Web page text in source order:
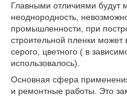
Главными отличиями будут
неоднородность,
промышленности, при
строительной пленки может
серого, цветного ( в
использовалось).
Основная сфера
и ремонтные работы. Это